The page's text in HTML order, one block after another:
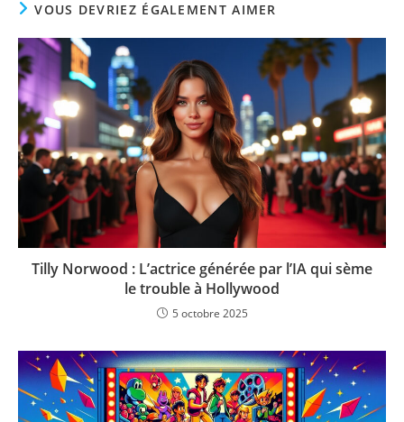
VOUS DEVRIEZ ÉGALEMENT AIMER
Tilly Norwood : L’actrice générée par l’IA qui sème
le trouble à Hollywood
5 octobre 2025